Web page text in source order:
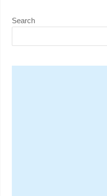
Search